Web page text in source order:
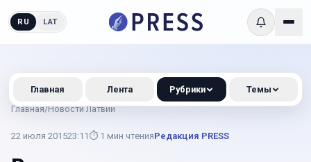
RU LAT
Главная/Новости Латвии
22 июля 201523:11 ⏱ 1 мин чтенияРедакция PRESS
Главная Лента Рубрики Темы